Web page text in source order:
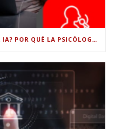
¿LE CONFÍAS TODO A LA IA? POR QUÉ LA PSICÓLOGA DICE QUE ESO PUEDE COSTARTE TUS PROPIAS HABILIDADES